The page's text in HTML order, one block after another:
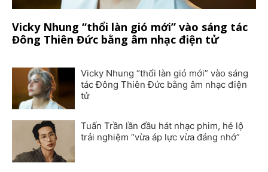
Vicky Nhung “thổi làn gió mới” vào sáng tác
Đông Thiên Đức bằng âm nhạc điện tử
Vicky Nhung “thổi làn gió mới” vào sáng
tác Đông Thiên Đức bằng âm nhạc điện
tử
Tuấn Trần lần đầu hát nhạc phim, hé lộ
trải nghiệm “vừa áp lực vừa đáng nhớ”